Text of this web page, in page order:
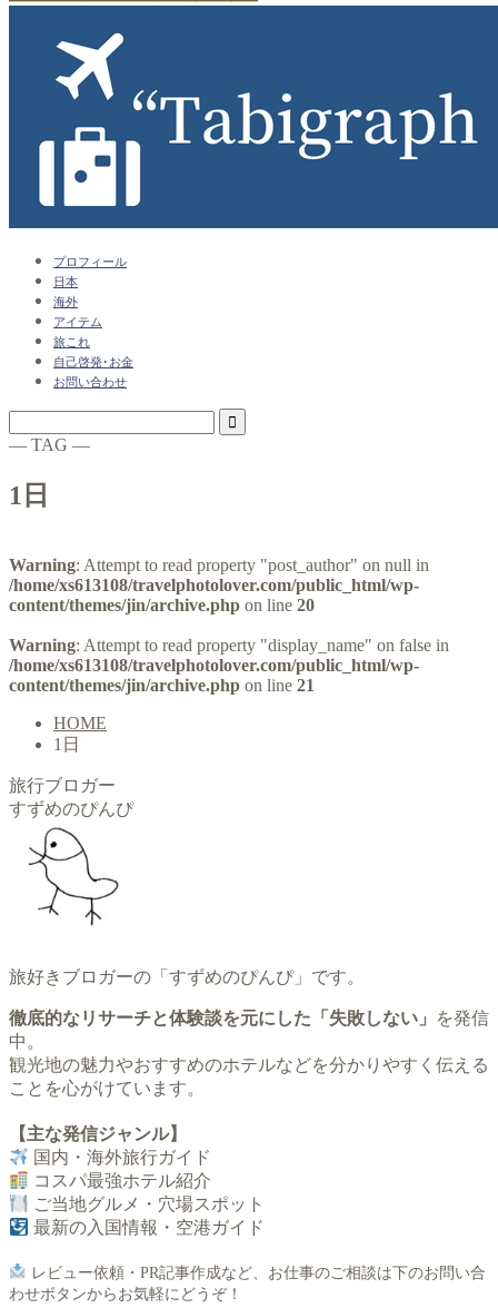
プロフィール
日本
海外
アイテム
旅これ
自己啓発･お金
お問い合わせ
― TAG ―
1日
Warning: Attempt to read property "post_author" on null in
/home/xs613108/travelphotolover.com/public_html/wp-
content/themes/jin/archive.php on line 20
Warning: Attempt to read property "display_name" on false in
/home/xs613108/travelphotolover.com/public_html/wp-
content/themes/jin/archive.php on line 21
HOME
1日
旅行ブロガー
すずめのぴんぴ
旅好きブロガーの「すずめのぴんぴ」です。
徹底的なリサーチと体験談を元にした「失敗しない」
を発信
中。
観光地の魅力やおすすめのホテルなどを分かりやすく伝える
ことを心がけています。
【主な発信ジャンル】
国内・海外旅行ガイド
コスパ最強ホテル紹介
ご当地グルメ・穴場スポット
最新の入国情報・空港ガイド
レビュー依頼・PR記事作成など、お仕事のご相談は下のお問い合
わせボタンからお気軽にどうぞ！